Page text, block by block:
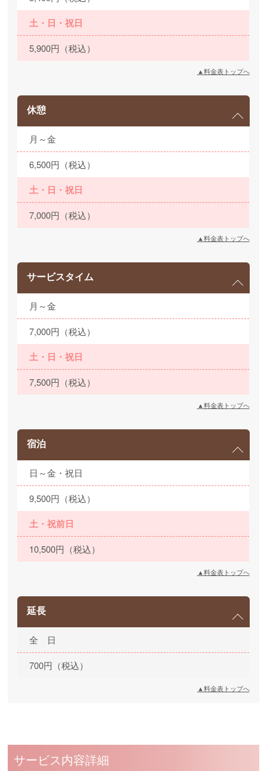
土・日・祝日
5,900円（税込）
▲料金表トップへ
休憩
月～金
6,500円（税込）
土・日・祝日
7,000円（税込）
▲料金表トップへ
サービスタイム
月～金
7,000円（税込）
土・日・祝日
7,500円（税込）
▲料金表トップへ
宿泊
日～金・祝日
9,500円（税込）
土・祝前日
10,500円（税込）
▲料金表トップへ
延長
全 日
700円（税込）
▲料金表トップへ
サービス内容詳細